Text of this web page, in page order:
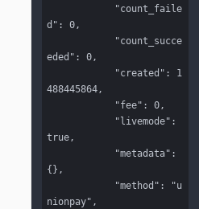
d": 0,
eded": 0,
488445864,
true,
{},
nionpay",